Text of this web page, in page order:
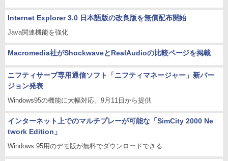
Internet Explorer 3.0 日本語版の改良版を無償配布開始
Java関連機能を強化
Macromedia社がShockwaveとRealAudioの比較ページを掲載
ニフティサーブ専用通信ソフト「ニフティマネージャー」新バー
ジョン発表
Windows95の機能に大幅対応。9月11日から提供
インターネット上でのマルチプレーが可能な「SimCity 2000 Ne
twork Edition」
Windows 95用のデモ版が無料でダウンロードできる